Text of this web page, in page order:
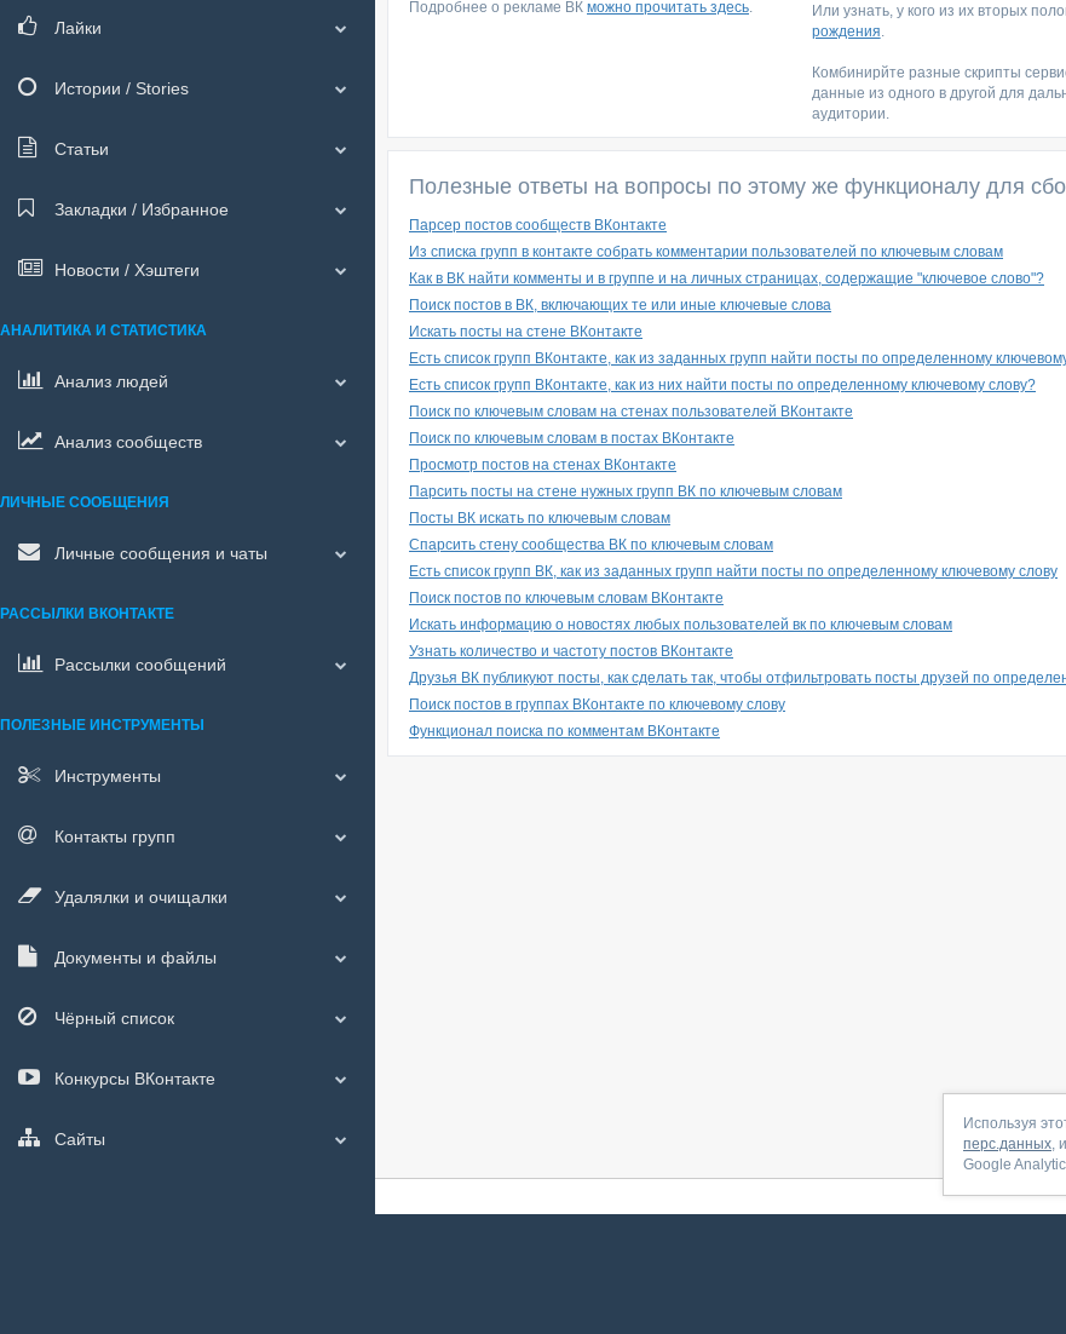
Подробнее о рекламе ВК можно прочитать здесь.
Или узнать, у кого из их вторых
рождения.
Комбинирйте разные скрипты
данные из одного в другой для
аудитории.
Полезные ответы на вопросы по этому же функционалу для
Парсер постов сообществ ВКонтакте
Из списка групп в контакте собрать комментарии пользователей по ключевым словам
Как в ВК найти комменты и в группе и на личных страницах, содержащие "ключевое слово"?
Поиск постов в ВК, включающих те или иные ключевые слова
Искать посты на стене ВКонтакте
Есть список групп ВКонтакте, как из заданных групп найти посты по определенному
Есть список групп ВКонтакте, как из них найти посты по определенному ключевому слову?
Поиск по ключевым словам на стенах пользователей ВКонтакте
Поиск по ключевым словам в постах ВКонтакте
Просмотр постов на стенах ВКонтакте
Парсить посты на стене нужных групп ВК по ключевым словам
Посты ВК искать по ключевым словам
Спарсить стену сообщества ВК по ключевым словам
Есть список групп ВК, как из заданных групп найти посты по определенному ключевому слову
Поиск постов по ключевым словам ВКонтакте
Искать информацию о новостях любых пользователей вк по ключевым словам
Узнать количество и частоту постов ВКонтакте
Друзья ВК публикуют посты, как сделать так, чтобы отфильтровать посты друзей по
Поиск постов в группах ВКонтакте по ключевому слову
Функционал поиска по комментам ВКонтакте
Лайки
Истории / Stories
Статьи
Закладки / Избранное
Новости / Хэштеги
АНАЛИТИКА И СТАТИСТИКА
Анализ людей
Анализ сообществ
ЛИЧНЫЕ СООБЩЕНИЯ
Личные сообщения и чаты
РАССЫЛКИ ВКОНТАКТЕ
Рассылки сообщений
ПОЛЕЗНЫЕ ИНСТРУМЕНТЫ
Инструменты
Контакты групп
Удалялки и очищалки
Документы и файлы
Чёрный список
Конкурсы ВКонтакте
Сайты
Используя
перс.данных,
Google